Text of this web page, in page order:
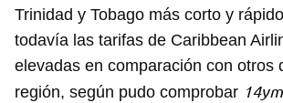
Trinidad y Tobago más corto y
todavía las tarifas de Caribbean
elevadas en comparación con otros
región, según pudo comprobar